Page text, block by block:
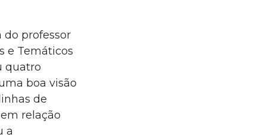
do professor
e Temáticos
quatro
boa visão
de
relação
a